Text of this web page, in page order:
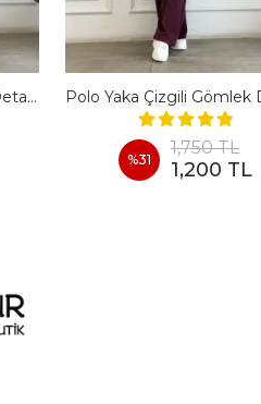
Polo Yaka Çizgili Gömlek Detaylı Kısa Kollu Takım - SIYAH
%31
1,750 TL
1,200 TL